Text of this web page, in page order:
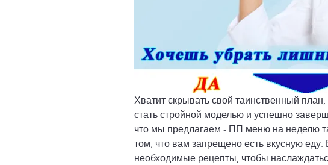
Хватит скрывать свой таинственный
стать стройной моделью и успешно
что мы предлагаем - ПП меню на неделю
том, что вам запрещено есть вкусную еду.
необходимые рецепты, чтобы